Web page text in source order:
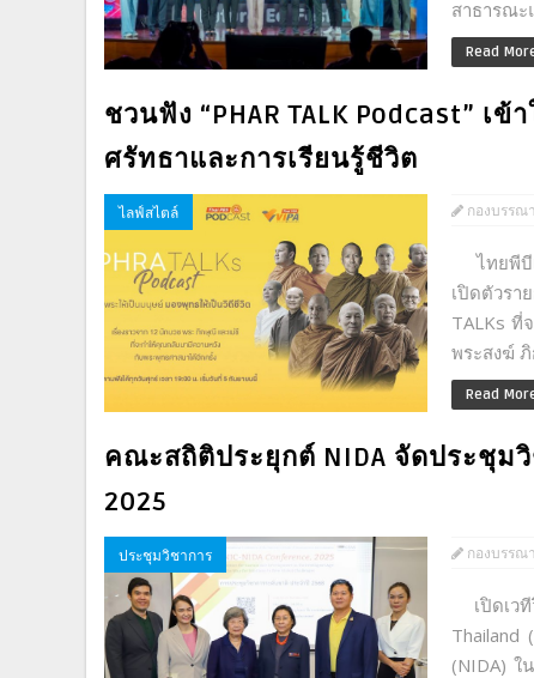
สาธารณะ
Read
ชวนฟัง “PHAR TALK Podcast”
ศรัทธาและการเรียนรู้ชีวิต
ไลฟ์สไตล์ กองบรรณ
ไทยพีบี
เปิดตัวรา
TALKs ที่
พระสงฆ์
Read
คณะสถิติประยุกต์ NIDA จัดประชุม
2025
ประชุมวิชาการ กองบรรณ
เปิดเวที
(NIDA)